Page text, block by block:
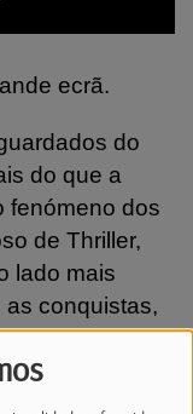
ecrã.
do
do que a
fenómeno dos
de Thriller,
lado mais
conquistas,
principal
cantor, que